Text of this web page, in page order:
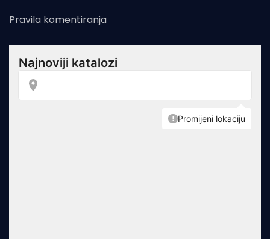
Pravila komentiranja